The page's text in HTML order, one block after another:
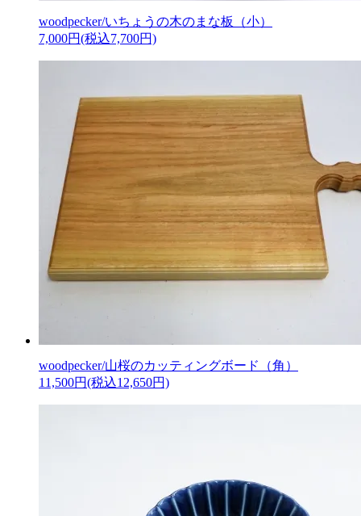
woodpecker/いちょうの木のまな板（小）
7,000円(税込7,700円)
woodpecker/山桜のカッティングボード（角）
11,500円(税込12,650円)